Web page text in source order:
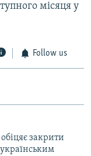
місяця у
Follow us
закрити